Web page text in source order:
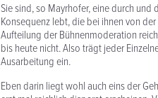
Sie sind, so Mayrhofer, eine durch
Konsequenz lebt, die bei ihnen von
Aufteilung der Bühnenmoderation
bis heute nicht. Also trägt jeder
Ausarbeitung ein.
Eben darin liegt wohl auch eins der